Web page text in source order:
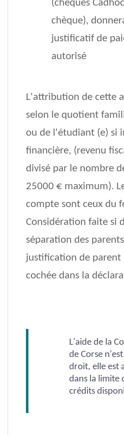
(chèques
chèque),
justificatif de
autorisé
L'attribution de cette
selon le quotient
ou de l'étudiant (e) si
financière, (revenu
divisé par le nombre
25000 € maximum).
compte sont ceux du
Considération faite si
séparation des
justification de parent
cochée dans la
L'aide de la
de Corse
droit, elle est
dans la limite
crédits